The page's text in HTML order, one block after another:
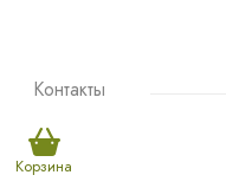
Контакты
Корзина